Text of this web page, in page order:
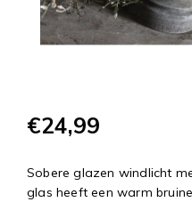
€24,99
Sobere glazen windlicht
glas heeft een warm